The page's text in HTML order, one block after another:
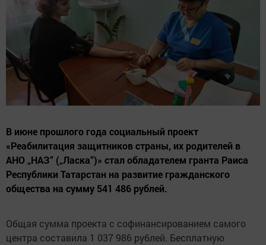
В июне прошлого года социальный проект
«Реабилитация защитников страны, их родителей в
АНО „НАЗ“ („Ласка“)» стал обладателем гранта Раиса
Республики Татарстан на развитие гражданского
общества на сумму 541 486 рублей.
Общая сумма проекта с софинансированием самого
центра составила 1 037 986 рублей. Бесплатную